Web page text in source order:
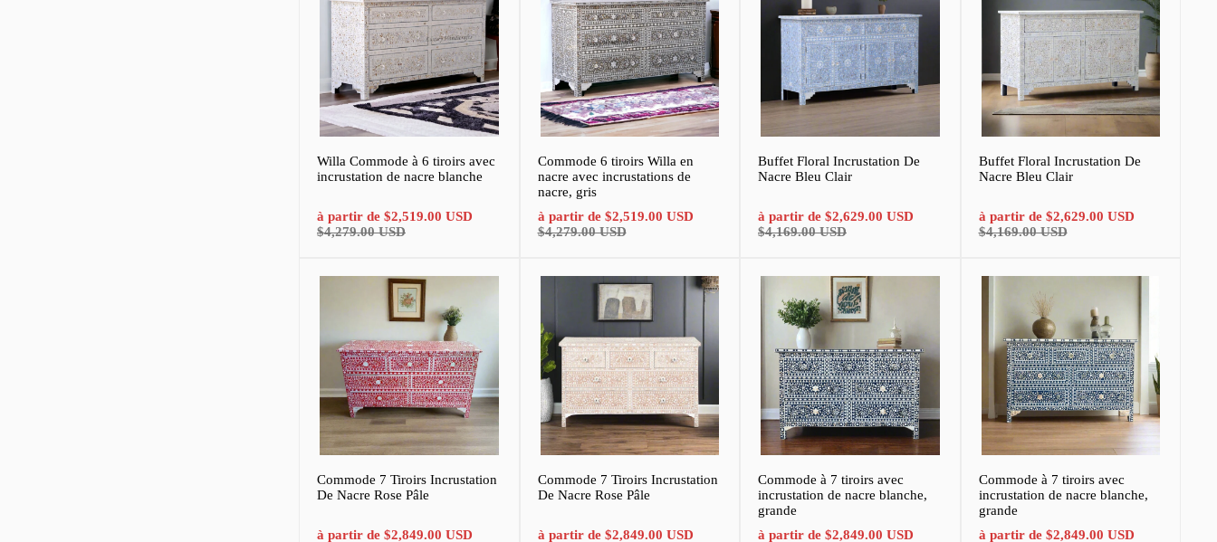
Willa Commode à 6 tiroirs avec
incrustation de nacre blanche
Prix
de
à partir de $2,519.00 USD
$4,279.00 USD
Commode 6 tiroirs Willa en
nacre avec incrustations de
nacre, gris
Prix
de
à partir de $2,519.00 USD
$4,279.00 USD
Buffet Floral Incrustation De
Nacre Bleu Clair
Prix
de
à partir de $2,629.00 USD
$4,169.00 USD
Buffet Floral Incrustation De
Nacre Bleu Clair
Prix
de
à partir de $2,629.00 USD
$4,169.00 USD
Commode 7 Tiroirs Incrustation
De Nacre Rose Pâle
Prix
à partir de $2,849.00 USD
Commode 7 Tiroirs Incrustation
De Nacre Rose Pâle
Prix
à partir de $2,849.00 USD
Commode à 7 tiroirs avec
incrustation de nacre blanche,
grande
Prix
à partir de $2,849.00 USD
Commode à 7 tiroirs avec
incrustation de nacre blanche,
grande
Prix
à partir de $2,849.00 USD